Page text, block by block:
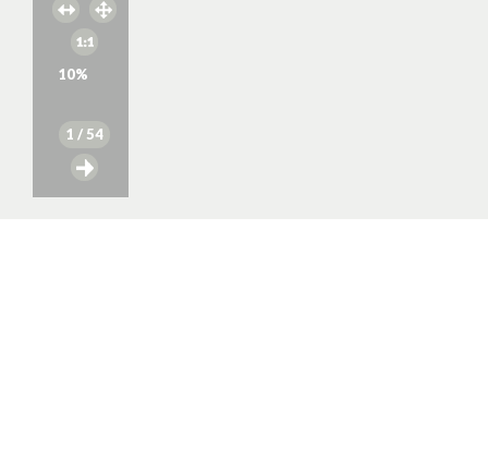
10%
1 / 54